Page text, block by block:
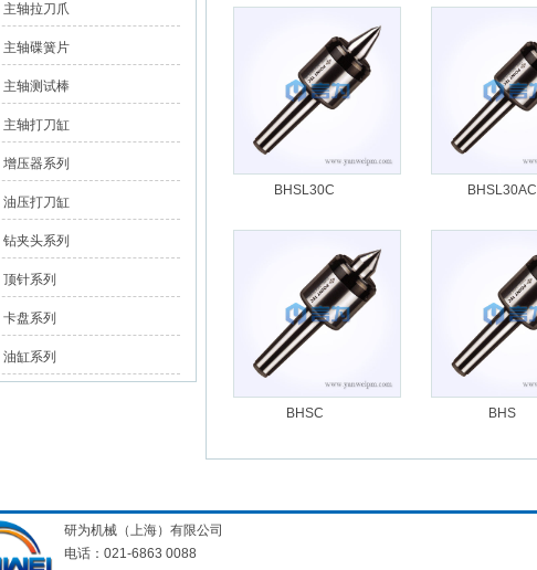
BHSL30C BHSL30AC
BHSC BHS
主轴拉刀爪
主轴碟簧片
主轴测试棒
主轴打刀缸
增压器系列
油压打刀缸
钻夹头系列
顶针系列
卡盘系列
油缸系列
研为机械（上海）有限公司
电话：021-6863 0088